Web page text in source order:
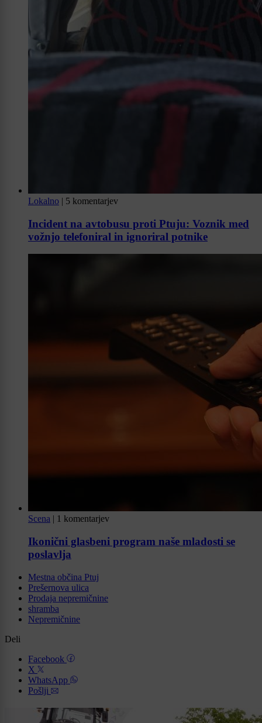
Lokalno | 5 komentarjev
Incident na avtobusu proti Ptuju: Voznik med
vožnjo telefoniral in ignoriral potnike
Scena | 1 komentarjev
Ikonični glasbeni program naše mladosti se
poslavlja
Mestna občina Ptuj
Prešernova ulica
Prodaja nepremičnine
shramba
Nepremičnine
Deli
Facebook
X
WhatsApp
Pošlji